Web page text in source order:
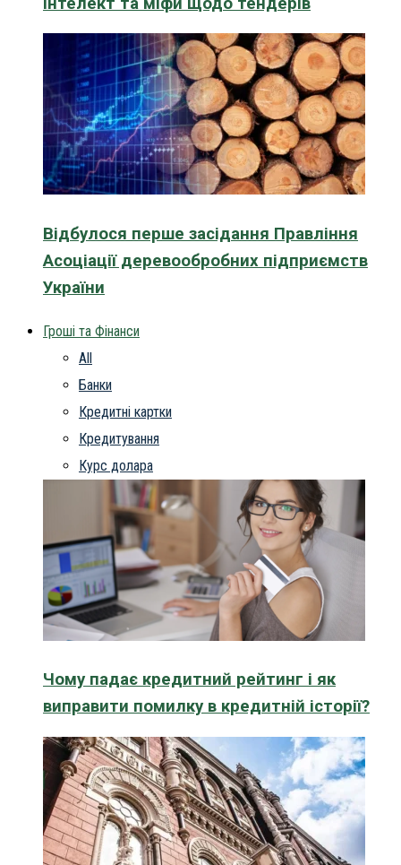
Відбулося перше засідання Правління
Асоціації деревообробних підприємств
України
Гроші та Фінанси
All
Банки
Кредитні картки
Кредитування
Курс долара
Чому падає кредитний рейтинг і як
виправити помилку в кредитній історії?